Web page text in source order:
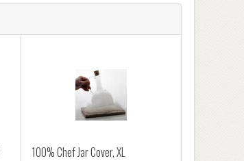
100% Chef Jar Cover, XL